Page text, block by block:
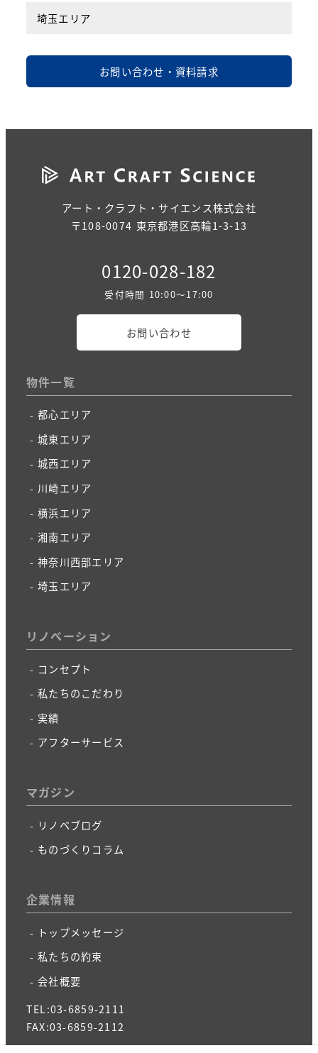
埼玉エリア
お問い合わせ・資料請求
アート・クラフト・サイエンス株式会社
〒108-0074 東京都港区高輪1-3-13
0120-028-182
受付時間 10:00～17:00
お問い合わせ
物件一覧
都心エリア
城東エリア
城西エリア
川崎エリア
横浜エリア
湘南エリア
神奈川西部エリア
埼玉エリア
リノベーション
コンセプト
私たちのこだわり
実績
アフターサービス
マガジン
リノベブログ
ものづくりコラム
企業情報
トップメッセージ
私たちの約束
会社概要
TEL:03-6859-2111
FAX:03-6859-2112